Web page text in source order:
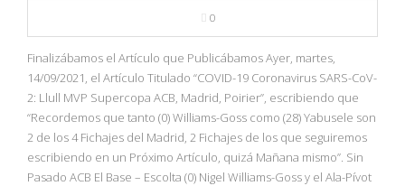
0
Finalizábamos el Artículo que Publicábamos Ayer, martes,
14/09/2021, el Artículo Titulado “COVID-19 Coronavirus SARS-CoV-
2: Llull MVP Supercopa ACB, Madrid, Poirier”, escribiendo que
“Recordemos que tanto (0) Williams-Goss como (28) Yabusele son
2 de los 4 Fichajes del Madrid, 2 Fichajes de los que seguiremos
escribiendo en un Próximo Artículo, quizá Mañana mismo”. Sin
Pasado ACB El Base – Escolta (0) Nigel Williams-Goss y el Ala-Pívot